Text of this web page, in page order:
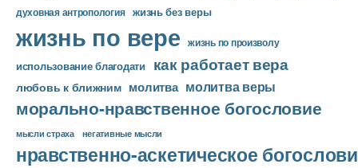
духовная антропология жизнь без веры
жизнь по вере жизнь по произволу
использование благодати как работает вера
любовь к ближним молитва молитва веры
морально-нравственное богословие
мысли страха негативные мысли
нравственно-аскетическое